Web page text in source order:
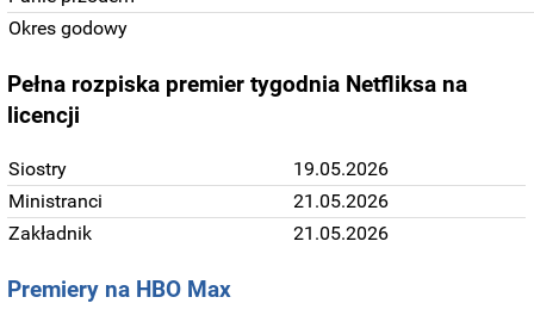
Okres godowy
Pełna rozpiska premier tygodnia Netfliksa na
licencji
Siostry
19.05.2026
Ministranci
21.05.2026
Zakładnik
21.05.2026
Premiery na HBO Max